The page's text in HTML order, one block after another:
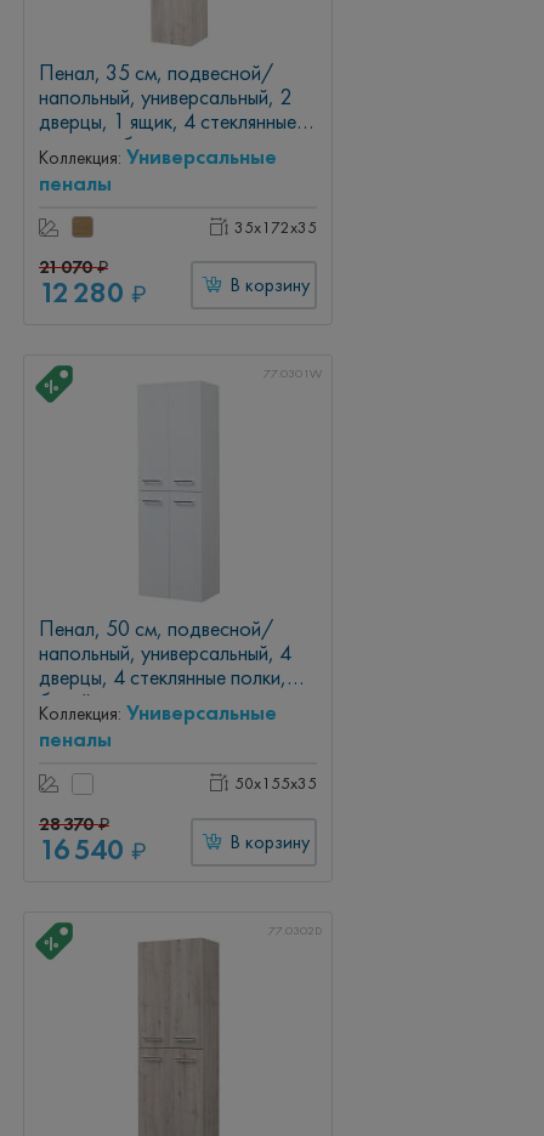
Пенал, 35 см, подвесной/
напольный, универсальный, 2
дверцы, 1 ящик, 4 стеклянные
полки, дуб кантри
Коллекция: Универсальные
пеналы
35x172x35
21 070₽
12 280 ₽ В корзину
77.0301W
Пенал, 50 см, подвесной/
напольный, универсальный, 4
дверцы, 4 стеклянные полки,
белый глянец
Коллекция: Универсальные
пеналы
50x155x35
28 370₽
16 540 ₽ В корзину
77.0302D